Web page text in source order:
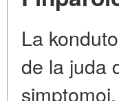
La
de la juda